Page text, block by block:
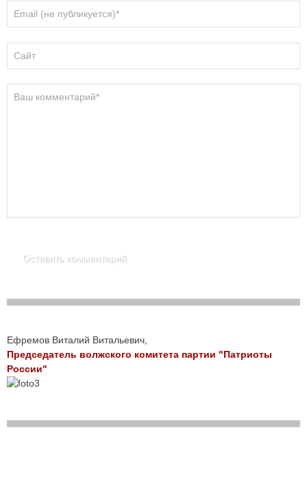
Ефремов Виталий Витальевич,
Председатель волжского комитета партии "Патриоты
России"